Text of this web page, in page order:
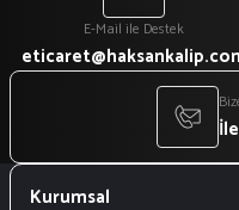
E-Mail ile Destek
Kurumsal